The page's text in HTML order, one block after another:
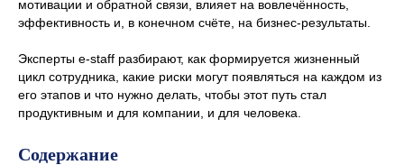
мотивации и обратной связи, влияет на вовлечённость,
эффективность и, в конечном счёте, на бизнес-результаты.
Эксперты e-staff разбирают, как формируется жизненный
цикл сотрудника, какие риски могут появляться на каждом из
его этапов и что нужно делать, чтобы этот путь стал
продуктивным и для компании, и для человека.
Содержание